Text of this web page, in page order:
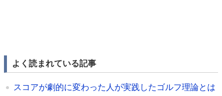
よく読まれている記事
スコアが劇的に変わった人が実践したゴルフ理論とは